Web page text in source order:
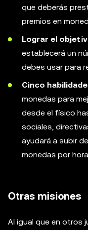
que deberás
premios en
Lograr el
establecerá un
debes usar para
Cinco
monedas para
desde el físico
sociales,
ayudará a subir
monedas por hora.
Otras misiones
Al igual que en otros